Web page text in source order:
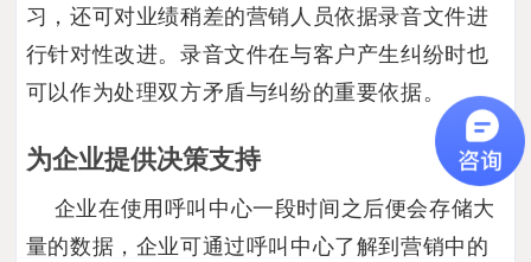
习，还可对业绩稍差的营销人员依据录音文件进
行针对性改进。录音文件在与客户产生纠纷时也
可以作为处理双方矛盾与纠纷的重要依据。
为企业提供决策支持
企业在使用呼叫中心一段时间之后便会存储大
量的数据，企业可通过呼叫中心了解到营销中的